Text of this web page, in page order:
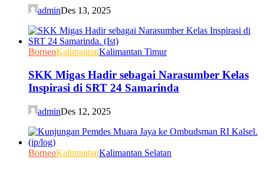
adminDes 13, 2025
BorneoKalimantanKalimantan Timur
SKK Migas Hadir sebagai Narasumber Kelas
Inspirasi di SRT 24 Samarinda
adminDes 12, 2025
BorneoKalimantanKalimantan Selatan